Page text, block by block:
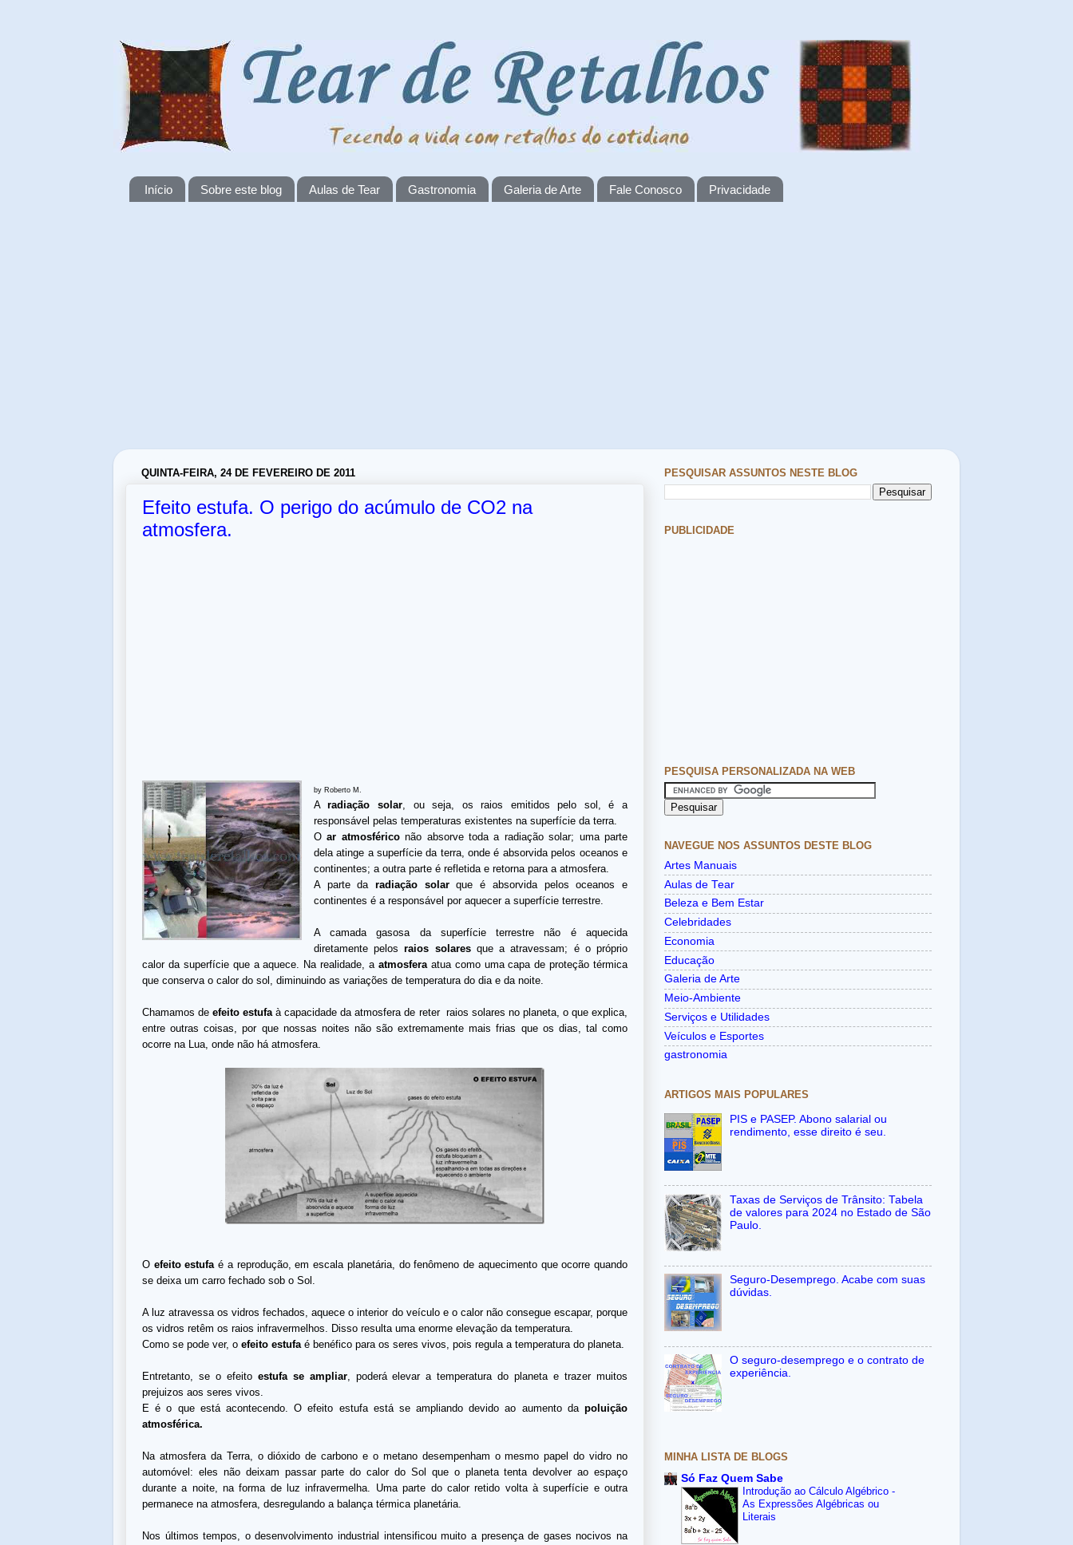
Início Sobre este blog Aulas de Tear Gastronomia Galeria de Arte Fale Conosco Privacidade
QUINTA-FEIRA, 24 DE FEVEREIRO DE 2011
Efeito estufa. O perigo do acúmulo de CO2 na
atmosfera.
by Roberto M.
Aradiação solar, ou seja, os raios emitidos pelo sol, é a
responsável pelas temperaturas existentes na superfície da terra.
Oar atmosfériconão absorve toda a radiação solar; uma parte
dela atinge a superfície da terra, onde é absorvida pelos oceanos e
continentes; a outra parte é refletida e retorna para a atmosfera.
A parte da radiação solarque é absorvida pelos oceanos e
continentes é a responsável poraquecer a superfície terrestre.
A camada gasosa da superfície terrestre não é aquecida
diretamente pelosraios solaresque a atravessam; é o próprio
calor da superfície que a aquece. Na realidade, a atmosferaatua como uma capa de proteção térmica
que conserva o calor do sol, diminuindo as variações de temperatura do dia e da noite.
Chamamos deefeito estufaà capacidade da atmosfera de reter raios solares no planeta, o que explica,
entre outras coisas, por que nossas noites não são extremamente mais frias que os dias, tal como
ocorre na Lua, onde não há atmosfera.
O efeito estufaé a reprodução, em escala planetária, do fenômeno de aquecimento que ocorre quando
se deixa um carro fechado sob o Sol.
A luz atravessa os vidros fechados, aquece o interior do veículo e o calor não consegue escapar, porque
os vidros retêm os raios infravermelhos. Disso resulta uma enorme elevação da temperatura.
Como se pode ver, o efeito estufaé benéfico para os seres vivos, pois regula a temperatura do planeta.
Entretanto, se o efeito estufa se ampliar, poderá elevar a temperatura do planeta e trazer muitos
prejuizos aos seres vivos.
E é o que está acontecendo. O efeito estufa está se ampliando devido ao aumento da poluição
atmosférica.
Na atmosfera da Terra, o dióxido de carbono e o metano desempenham o mesmo papel do vidro no
automóvel: eles não deixam passar parte do calor do Sol que o planeta tenta devolver ao espaço
durante a noite, na forma de luz infravermelha. Uma parte do calor retido volta à superfície e outra
permanece na atmosfera, desregulando a balança térmica planetária.
Nos últimos tempos, o desenvolvimento industrial intensificou muito a presença de gases nocivos na
PESQUISAR ASSUNTOS NESTE BLOG
PUBLICIDADE
PESQUISA PERSONALIZADA NA WEB
NAVEGUE NOS ASSUNTOS DESTE BLOG
Artes Manuais
Aulas de Tear
Beleza e Bem Estar
Celebridades
Economia
Educação
Galeria de Arte
Meio-Ambiente
Serviços e Utilidades
Veículos e Esportes
gastronomia
ARTIGOS MAIS POPULARES
PIS e PASEP. Abono salarial ou
rendimento, esse direito é seu.
Taxas de Serviços de Trânsito: Tabela
de valores para 2024 no Estado de São
Paulo.
Seguro-Desemprego. Acabe com suas
dúvidas.
O seguro-desemprego e o contrato de
experiência.
MINHA LISTA DE BLOGS
Só Faz Quem Sabe
Introdução ao Cálculo Algébrico -
As Expressões Algébricas ou
Literais